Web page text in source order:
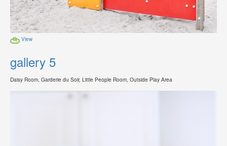
View
gallery 5
Daisy Room, Garderie du Soir, Little People Room, Outside Play Area